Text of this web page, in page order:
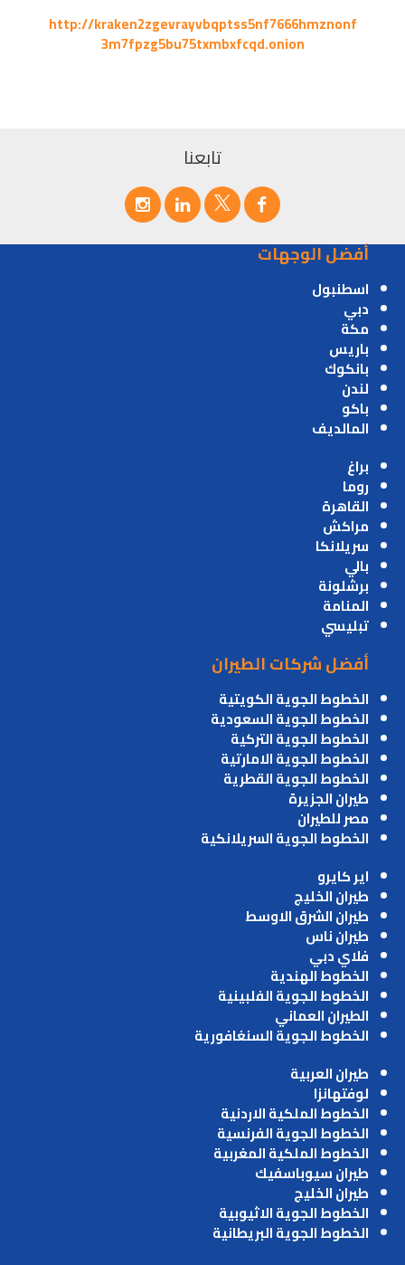
http://kraken2zgevrayvbqptss5nf7666hmznonf
3m7fpzg5bu75txmbxfcqd.onion
تابعنا
أفضل الوجهات
اسطنبول
دبي
مكة
باريس
بانكوك
لندن
باكو
المالديف
براغ
روما
القاهرة
مراكش
سريلانكا
بالي
برشلونة
المنامة
تبليسي
أفضل شركات الطيران
الخطوط الجوية الكويتية
الخطوط الجوية السعودية
الخطوط الجوية التركية
الخطوط الجوية الامارتية
الخطوط الجوية القطرية
طيران الجزيرة
مصر للطيران
الخطوط الجوية السريلانكية
اير كايرو
طيران الخليج
طيران الشرق الاوسط
طيران ناس
فلاي دبي
الخطوط الهندية
الخطوط الجوية الفلبينية
الطيران العماني
الخطوط الجوية السنغافورية
طيران العربية
لوفتهانزا
الخطوط الملكية الاردنية
الخطوط الجوية الفرنسية
الخطوط الملكية المغربية
طيران سيوباسفيك
طيران الخليج
الخطوط الجوية الاثيوبية
الخطوط الجوية البريطانية